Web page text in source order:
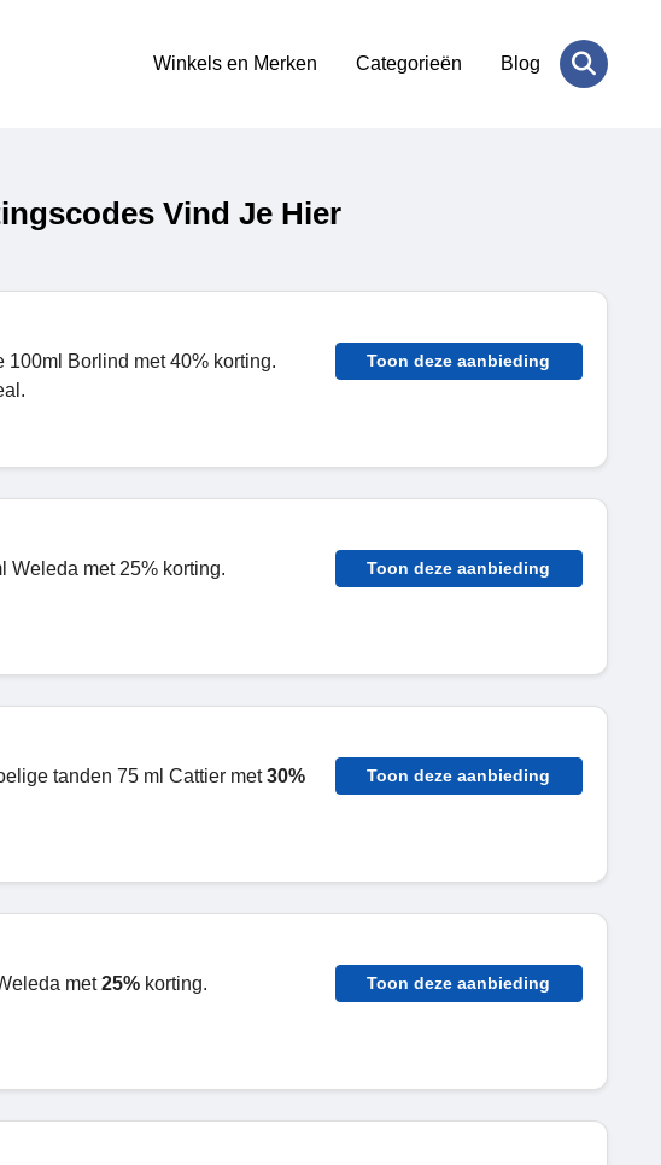
Winkels en Merken Categorieën Blog
Vind Je Hier
Borlind met 40% korting.
Toon deze aanbieding
Weleda met 25% korting. Toon deze aanbieding
tanden 75 ml Cattier met30%
Toon deze aanbieding
met25%korting. Toon deze aanbieding